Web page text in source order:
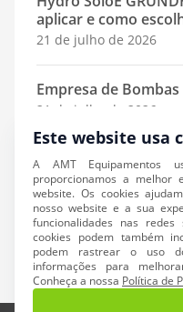
Este website usa
A AMT Equipamentos
proporcionamos a melhor
website. Os cookies
nosso website e a sua
funcionalidades nas
cookies podem também
podem rastrear o uso
informações para
Conheça a nossa Política de
aplicar e como
21 de julho de 2026
Empresa de
21 de julho de 2026
Diferença entre
SoloE e Linha MT:
21 de julho de 2026